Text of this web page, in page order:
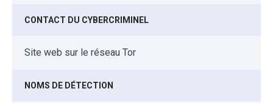
CONTACT DU CYBERCRIMINEL
Site web sur le réseau Tor
NOMS DE DÉTECTION